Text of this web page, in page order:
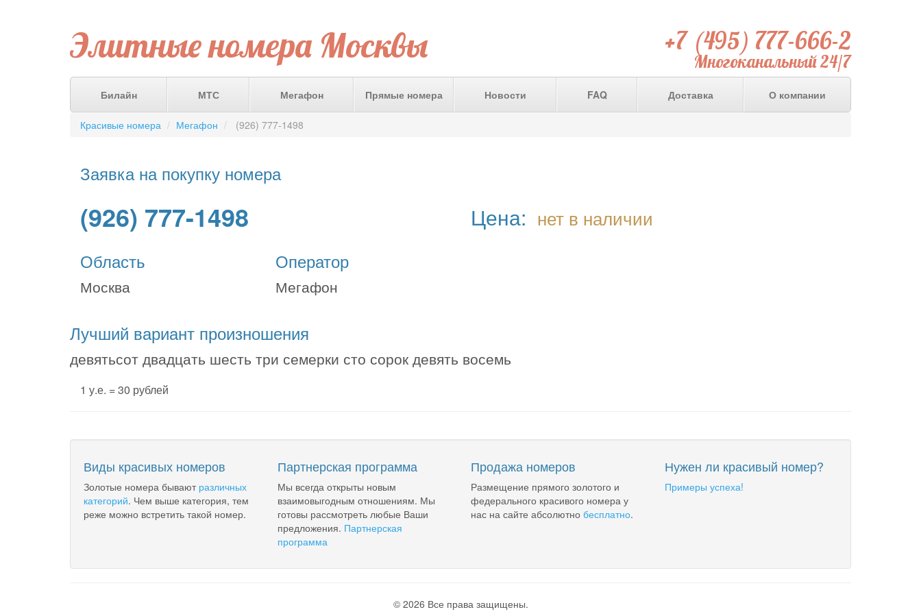
Элитные номера Москвы +7 (495) 777-666-2
Многоканальный 24/7
Билайн МТС Мегафон Прямые номера Новости FAQ Доставка О компании
Красивые номера Мегафон (926) 777-1498
Заявка на покупку номера
(926) 777-1498 Цена: нет в наличии
Область
Москва
Оператор
Мегафон
Лучший вариант произношения
девятьсот двадцать шесть три семерки сто сорок девять восемь
1 у.е. = 30 рублей
Виды красивых номеров
Золотые номера бывают различных
категорий. Чем выше категория, тем
реже можно встретить такой номер.
Партнерская программа
Мы всегда открыты новым
взаимовыгодным отношениям. Мы
готовы рассмотреть любые Ваши
предложения. Партнерская
программа
Продажа номеров
Размещение прямого золотого и
федерального красивого номера у
нас на сайте абсолютно бесплатно.
Нужен ли красивый номер?
Примеры успеха!
© 2026 Все права защищены.